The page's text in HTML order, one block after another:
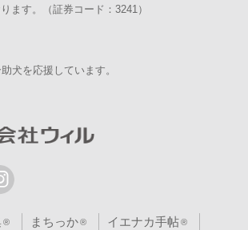
ます。（証券コード：3241）
犬を応援しています。
まちっか イエナカ手帖